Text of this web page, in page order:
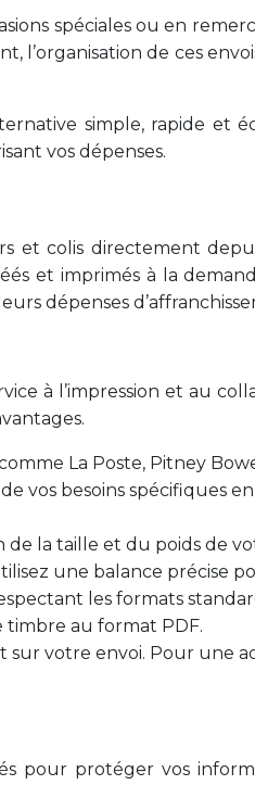
spéciales ou en
de ces
simple, rapide et
vos dépenses.
et colis directement
et imprimés à la
dépenses
à l’impression et au
La Poste, Pitney
vos besoins spécifiques
la taille et du poids de
une balance précise
les formats
timbre au format PDF.
votre envoi. Pour une
pour protéger vos